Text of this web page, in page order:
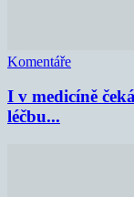
Komentáře
I v medicíně
léčbu...